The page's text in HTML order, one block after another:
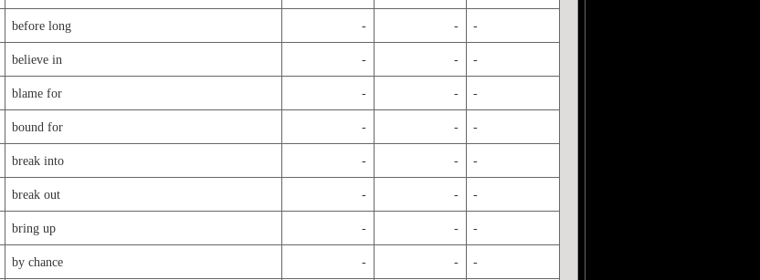
before long - - -
believe in - - -
blame for - - -
bound for - - -
break into - - -
break out - - -
bring up - - -
by chance - - -